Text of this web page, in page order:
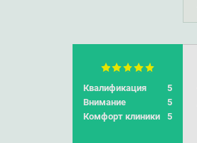
Квалификация
5
Внимание
5
Комфорт клиники
5